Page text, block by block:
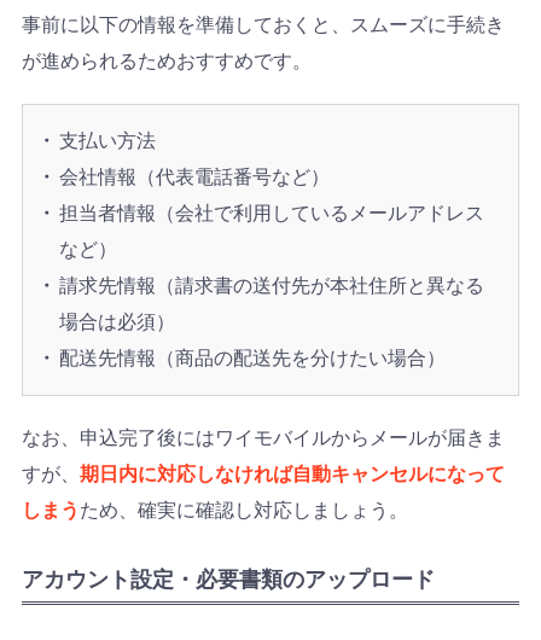
事前に以下の情報を準備しておくと、スムーズに手続き
が進められるためおすすめです。
支払い方法
会社情報（代表電話番号など）
担当者情報（会社で利用しているメールアドレス
など）
請求先情報（請求書の送付先が本社住所と異なる
場合は必須）
配送先情報（商品の配送先を分けたい場合）
なお、申込完了後にはワイモバイルからメールが届きま
すが、 期日内に対応しなければ自動キャンセルになって
しまう ため、確実に確認し対応しましょう。
アカウント設定・必要書類のアップロード